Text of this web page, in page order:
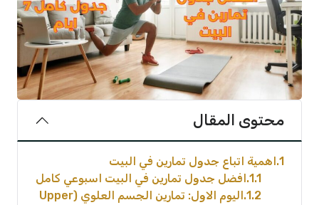
محتوى المقال
1 اهمية اتباع جدول تمارين في البيت
1.1 افضل جدول تمارين في البيت اسبوعي كامل
1.2
اليوم الاول: تمارين الجسم العلوي (Upper